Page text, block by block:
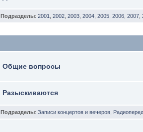
Подразделы: 2001 2002 2003 2004 2005 2006 2007
Общие вопросы
Разыскиваются
Подразделы: Записи концертов и вечеров